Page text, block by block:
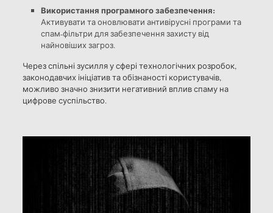
Використання програмного забезпечення:
Активувати та оновлювати антивірусні програми та
спам-фільтри для забезпечення захисту від
найновіших загроз.
Через спільні зусилля у сфері технологічних розробок,
законодавчих ініціатив та обізнаності користувачів,
можливо значно знизити негативний вплив спаму на
цифрове суспільство.